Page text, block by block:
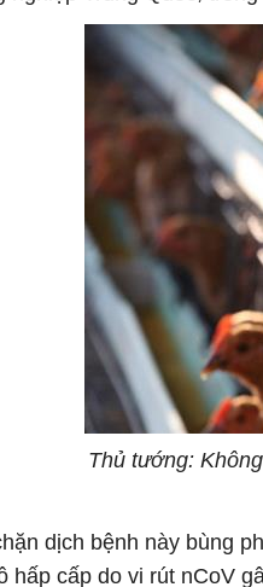
Thủ tướng:
dịch bệnh này bùng
hấp cấp do vi rút nCoV